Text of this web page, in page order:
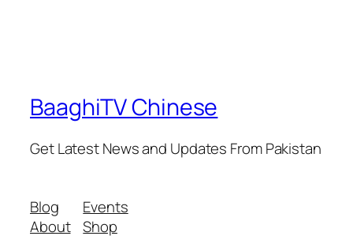
BaaghiTV Chinese
Get Latest News and Updates From Pakistan
Blog
About
Events
Shop